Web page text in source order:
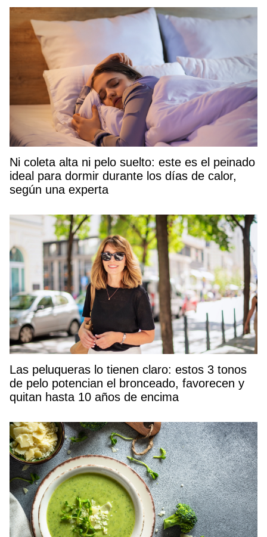
Ni coleta alta ni pelo suelto: este es el peinado
ideal para dormir durante los días de calor,
según una experta
Las peluqueras lo tienen claro: estos 3 tonos
de pelo potencian el bronceado, favorecen y
quitan hasta 10 años de encima